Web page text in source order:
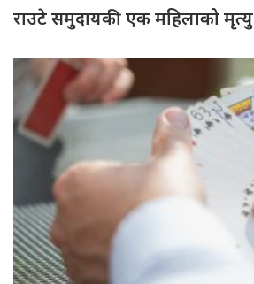
राउटे समुदायकी एक महिलाको मृत्यु